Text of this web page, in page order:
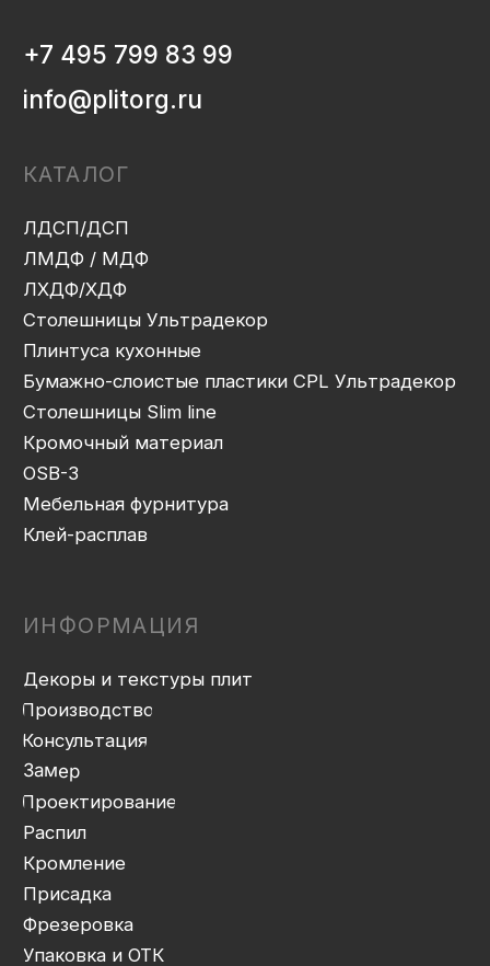
Дизайн сайта: artandkate
Консультация
Распил
Фрезеровка
Упаковка и ОТК
Монтаж
Доставка
Декоры и текстуры плит
Прайс-лист
Политика конфиденциальности